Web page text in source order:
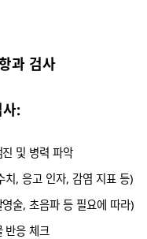
과 검사
:
및 병력 파악
치, 응고 인자, 감염 지표 등)
술, 초음파 등 필요에 따라)
반응 체크